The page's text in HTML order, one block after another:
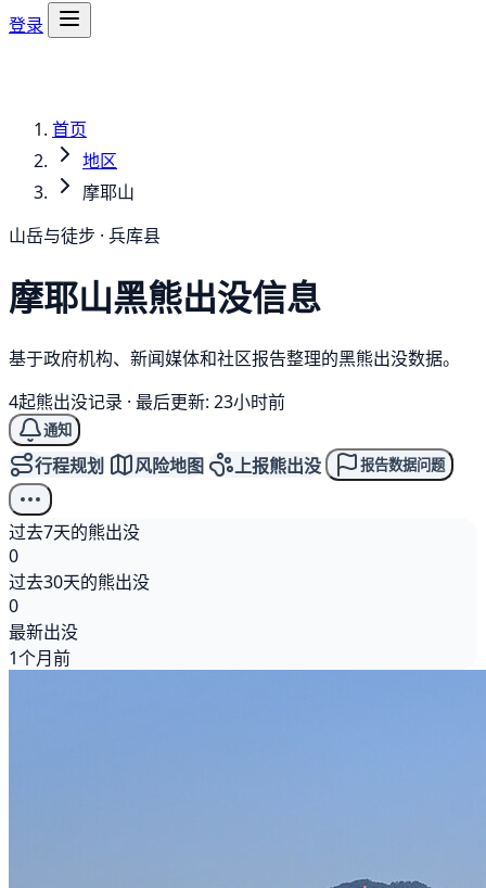
登录
首页
地区
摩耶山
山岳与徒步 · 兵库县
摩耶山黑熊出没信息
基于政府机构、新闻媒体和社区报告整理的黑熊出没数据。
4起熊出没记录 · 最后更新: 23小时前
通知
行程规划 风险地图 上报熊出没 报告数据问题
过去7天的熊出没
0
过去30天的熊出没
0
最新出没
1个月前